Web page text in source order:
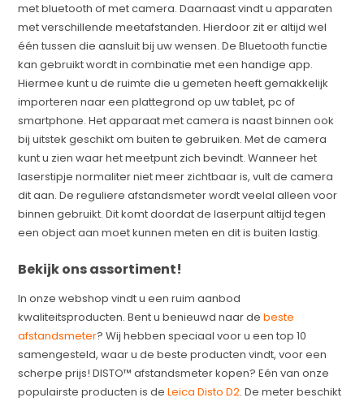
met bluetooth of met camera. Daarnaast vindt u apparaten
met verschillende meetafstanden. Hierdoor zit er altijd wel
één tussen die aansluit bij uw wensen. De Bluetooth functie
kan gebruikt wordt in combinatie met een handige app.
Hiermee kunt u de ruimte die u gemeten heeft gemakkelijk
importeren naar een plattegrond op uw tablet, pc of
smartphone. Het apparaat met camera is naast binnen ook
bij uitstek geschikt om buiten te gebruiken. Met de camera
kunt u zien waar het meetpunt zich bevindt. Wanneer het
laserstipje normaliter niet meer zichtbaar is, vult de camera
dit aan. De reguliere afstandsmeter wordt veelal alleen voor
binnen gebruikt. Dit komt doordat de laserpunt altijd tegen
een object aan moet kunnen meten en dit is buiten lastig.
Bekijk ons assortiment!
In onze webshop vindt u een ruim aanbod
kwaliteitsproducten. Bent u benieuwd naar debeste
afstandsmeter? Wij hebben speciaal voor u een top 10
samengesteld, waar u de beste producten vindt, voor een
scherpe prijs! DISTO™ afstandsmeter kopen? Eén van onze
populairste producten is deLeica Disto D2. De meter beschikt